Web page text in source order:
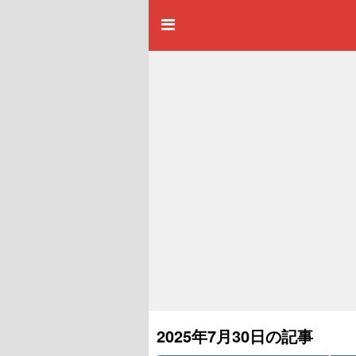
2025年7月30日の記事